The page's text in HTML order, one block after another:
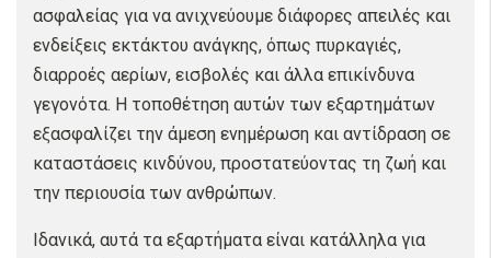
ασφαλείας για να ανιχνεύουμε διάφορες απειλές και
ενδείξεις εκτάκτου ανάγκης, όπως πυρκαγιές,
διαρροές αερίων, εισβολές και άλλα επικίνδυνα
γεγονότα. Η τοποθέτηση αυτών των εξαρτημάτων
εξασφαλίζει την άμεση ενημέρωση και αντίδραση σε
καταστάσεις κινδύνου, προστατεύοντας τη ζωή και
την περιουσία των ανθρώπων.
Ιδανικά, αυτά τα εξαρτήματα είναι κατάλληλα για